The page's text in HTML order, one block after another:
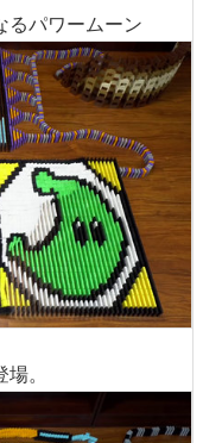
るパワームーン
。